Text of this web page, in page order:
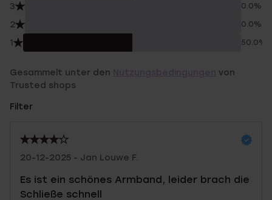
3 0.0%
2 0.0%
1 50.0%
Gesammelt unter den
von
Trusted shops
Filter
20-12-2025 - Jan Louwe F.
Es ist ein schönes Armband, leider brach die
Schließe schnell